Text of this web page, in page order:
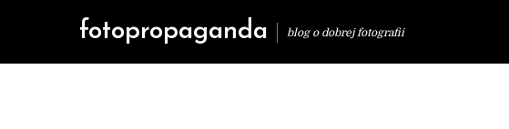
fotopropaganda blog o dobrej fotografii